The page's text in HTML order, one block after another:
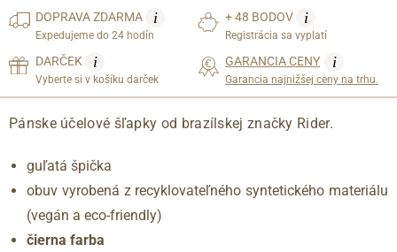
DOPRAVAZDARMA i
Expedujeme do 24 hodín
+ 48 BODOV i
Registrácia sa vyplatí
DARČEK i
Vyberte si v košíku darček
GARANCIA CENY i
Garancia najnižšej ceny na trhu.
Pánske účelové šľapky od brazílskej značky Rider.
guľatá špička
obuv vyrobená z recyklovateľného syntetického materiálu
(vegán a eco-friendly)
čierna farba